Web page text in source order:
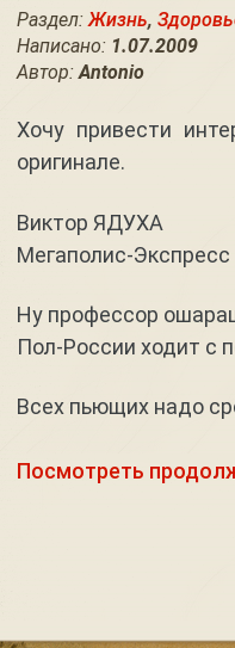
Раздел: Жизнь,
Написано: 1.07.2009
Автор: Antonio
Хочу привести
оригинале.
Виктор ЯДУХА
Мегаполис-
Ну профессор
Пол-России ходит с
Всех пьющих надо
Посмотреть